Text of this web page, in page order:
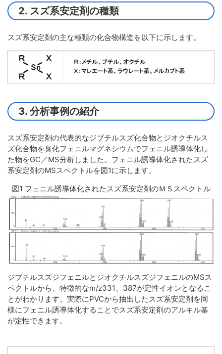
2. スズ系安定剤の種類
スズ系安定剤の主な種類の化合物構造を以下に示します。
3. 分析事例の紹介
スズ系安定剤の代表的なジブチルスズ化合物とジオクチルス
ズ化合物を臭化フェニルマグネシウムでフェニル誘導体化し
た物をGC／MS分析しました。フェニル誘導体化されたスズ
系安定剤のMSスペクトルを図1に示します。
図1 フェニル誘導体化されたスズ系安定剤のＭＳスペクトル
ジブチルスズジフェニルとジオクチルスズジフェニルのMSス
ペクトルから、特徴的なm/z331、387が定性イオンとなるこ
とがわかります。実際にPVCから抽出したスズ系安定剤を同
様にフェニル誘導体化することでスズ系安定剤のアルキル基
が定性できます。